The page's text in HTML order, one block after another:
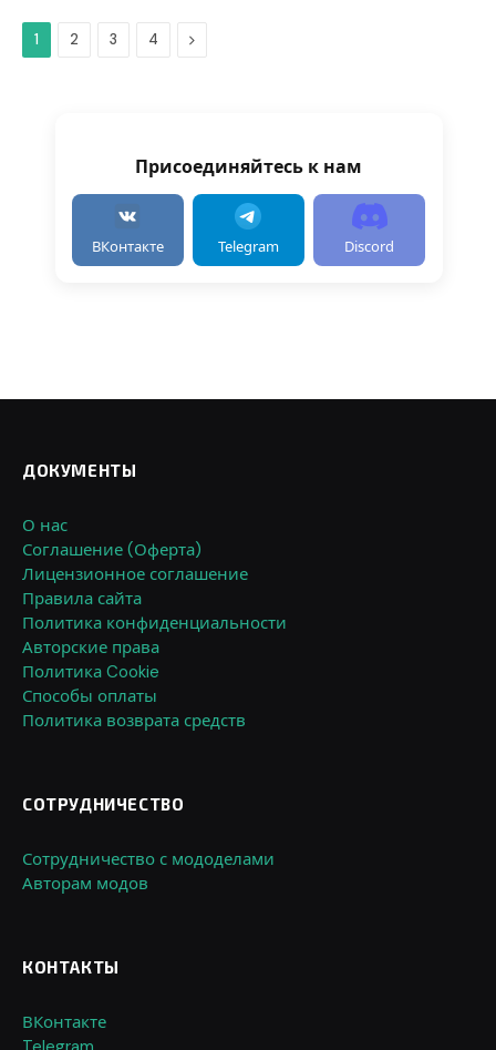
1 2 3 4 Дальше
Присоединяйтесь к нам
ВКонтакте Telegram Discord
ДОКУМЕНТЫ
О нас
Соглашение (Оферта)
Лицензионное соглашение
Правила сайта
Политика конфиденциальности
Авторские права
Политика Cookie
Способы оплаты
Политика возврата средств
СОТРУДНИЧЕСТВО
Сотрудничество с мододелами
Авторам модов
КОНТАКТЫ
ВКонтакте